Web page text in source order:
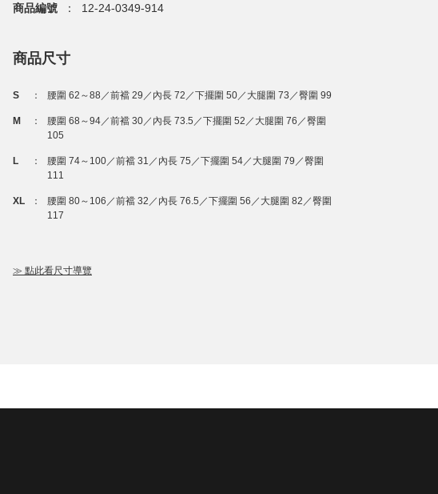
商品編號 ： 12-24-0349-914
商品尺寸
S ： 腰圍 62～88／前襠 29／內長 72／下擺圍 50／大腿圍 73／臀圍 99
M ：
腰圍 68～94／前襠 30／內長 73.5／下擺圍 52／大腿圍 76／臀圍
105
L ：
腰圍 74～100／前襠 31／內長 75／下擺圍 54／大腿圍 79／臀圍
111
XL ：
腰圍 80～106／前襠 32／內長 76.5／下擺圍 56／大腿圍 82／臀圍
117
≫ 點此看尺寸導覽